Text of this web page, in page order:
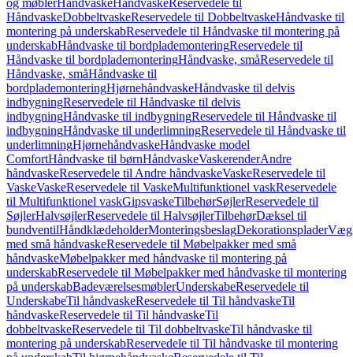
og møblerHåndvaskeHåndvaskeReservedele til
HåndvaskeDobbeltvaskeReservedele til DobbeltvaskeHåndvaske til
montering på underskabReservedele til Håndvaske til montering på
underskabHåndvaske til bordplademonteringReservedele til
Håndvaske til bordplademonteringHåndvaske, småReservedele til
Håndvaske, småHåndvaske til
bordplademonteringHjørnehåndvaskeHåndvaske til delvis
indbygningReservedele til Håndvaske til delvis
indbygningHåndvaske til indbygningReservedele til Håndvaske til
indbygningHåndvaske til underlimningReservedele til Håndvaske til
underlimningHjørnehåndvaskeHåndvaske model
ComfortHåndvaske til børnHåndvaskeVaskerenderAndre
håndvaskeReservedele til Andre håndvaskeVaskeReservedele til
VaskeVaskeReservedele til VaskeMultifunktionel vaskReservedele
til Multifunktionel vaskGipsvaskeTilbehørSøjlerReservedele til
SøjlerHalvsøjlerReservedele til HalvsøjlerTilbehørDæksel til
bundventilHåndklædeholderMonteringsbeslagDekorationsplader
med små håndvaskeReservedele til Møbelpakker med små
håndvaskeMøbelpakker med håndvaske til montering på
underskabReservedele til Møbelpakker med håndvaske til montering
på underskabBadeværelsesmøblerUnderskabeReservedele til
UnderskabeTil håndvaskeReservedele til Til håndvaskeTil
håndvaskeReservedele til Til håndvaskeTil
dobbeltvaskeReservedele til Til dobbeltvaskeTil håndvaske til
montering på underskabReservedele til Til håndvaske til montering